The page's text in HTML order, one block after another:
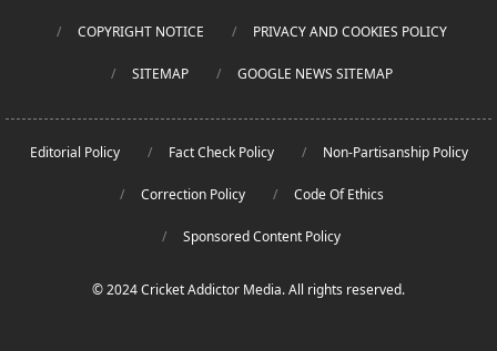
COPYRIGHT NOTICE PRIVACY AND COOKIES POLICY
SITEMAP GOOGLE NEWS SITEMAP
Editorial Policy Fact Check Policy Non-Partisanship Policy
Correction Policy Code Of Ethics
Sponsored Content Policy
© 2024 Cricket Addictor Media. All rights reserved.